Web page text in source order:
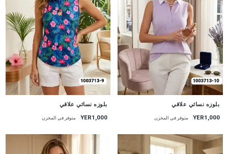
بلوزه نسائي علاقي
YER1,000 متوفر في المخزن
جديد
بلوزه نسائي علاقي
YER1,000 متوفر في المخزن